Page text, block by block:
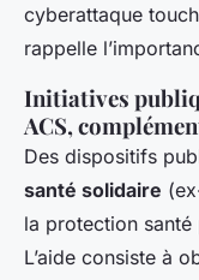
cyberattaque
rappelle
Initiatives
ACS,
Des dispositifs
santé solidaire
la protection santé
L’aide consiste à